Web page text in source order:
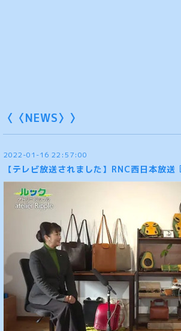
〈〈NEWS〉〉
2022-01-16 22:57:00
【テレビ放送されました】RNC西日本放送